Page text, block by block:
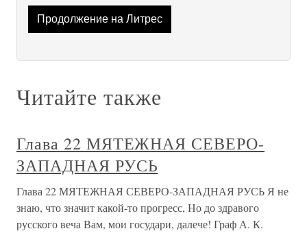
Продолжение на Литрес
Читайте также
Глава 22 МЯТЕЖНАЯ СЕВЕРО-
ЗАПАДНАЯ РУСЬ
Глава 22 МЯТЕЖНАЯ СЕВЕРО-ЗАПАДНАЯ РУСЬ Я не
знаю, что значит какой-то прогресс, Но до здравого
русского веча Вам, мои государи, далече! Граф А. К.